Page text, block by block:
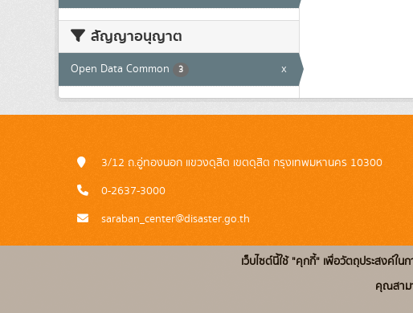
สัญญาอนุญาต
Open Data Common 3 x
3/12 ถ.อู่ทองนอก แขวงดุสิต เขตดุสิต กรุงเทพมหานคร 10300
0-2637-3000
saraban_center@disaster.go.th
เว็บไซต์นี้ใช้ "คุกกี้" เพื่อวัตถุประสงค์ใ
คุณสาม